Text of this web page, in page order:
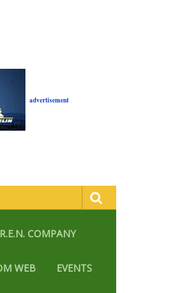
advertisement
R.E.N. COMPANY
WEB EVENTS